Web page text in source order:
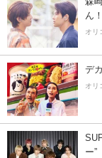
ん！
オリ
デ
オリ
ー”